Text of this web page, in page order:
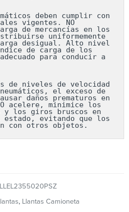
deben cumplir con
vigentes. NO
de mercancías en los
uniformemente
desigual. Alto nivel
de carga de los
para conducir a
de niveles de velocidad
el exceso de
daños prematuros en
acelere, minimice los
y los giros bruscos en
estado, evitando que los
con otros objetos.
LLEL2355020PSZ
, Llantas Camioneta